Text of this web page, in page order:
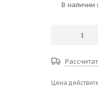
В наличии
Цена